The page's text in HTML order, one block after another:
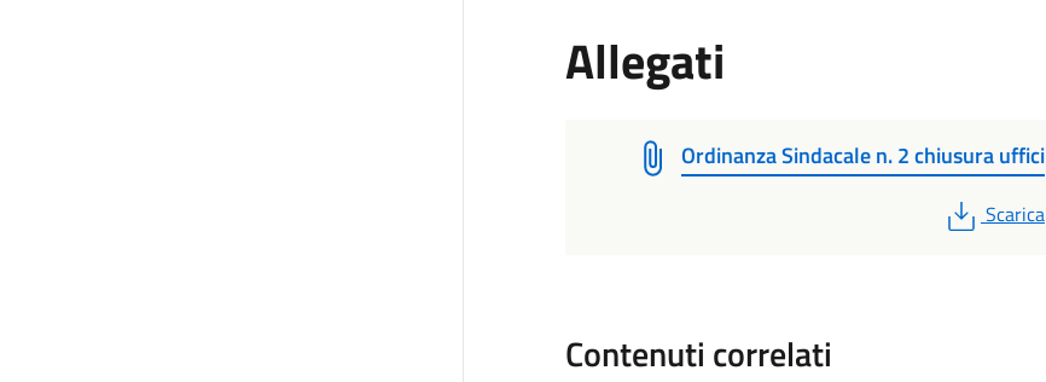
Allegati
Ordinanza Sindacale n. 2 chiusura uffici
PDF
Scarica
Contenuti correlati